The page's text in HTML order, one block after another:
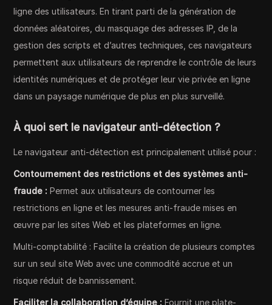
ligne des utilisateurs. En tirant parti de la génération de
données aléatoires, du masquage des adresses IP, de la
gestion des scripts et d’autres techniques, ces navigateurs
permettent aux utilisateurs de reprendre le contrôle de leurs
identités numériques et de protéger leur vie privée en ligne
dans un paysage numérique de plus en plus surveillé.
À quoi sert le navigateur anti-détection ?
Le navigateur anti-détection est principalement utilisé pour :
Contournement des restrictions et des systèmes anti-
fraude :Permet aux utilisateurs de contourner les
restrictions en ligne et les mesures anti-fraude mises en
œuvre par les sites Web et les plateformes en ligne.
Multi-comptabilité : Facilite la création de plusieurs comptes
sur un seul site Web avec une commodité accrue et un
risque réduit de bannissement.
Faciliter la collaboration d’équipe :Fournit une plate-